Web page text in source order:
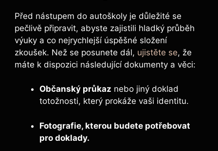
Před nástupem do autoškoly je důležité se
pečlivě připravit, abyste zajistili hladký průběh
výuky a co nejrychlejší úspěšné složení
zkoušek. Než se posunete dál, ujistěte se, že
máte k dispozici následující dokumenty a věci:
Občanský průkaz nebo jiný doklad
totožnosti, který prokáže vaši identitu.
Fotografie, kterou budete potřebovat
pro doklady.